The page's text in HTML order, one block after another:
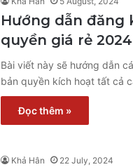
Hướng dẫn đăng
quyền giá rẻ 2024
Bài viết này sẽ hướng dẫn
bản quyền kích hoạt tất cả
Đọc thêm »
Khả Hân 22 July, 2024